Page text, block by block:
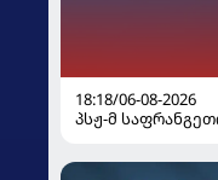
18:18/06-08-2026
პსჟ-მ